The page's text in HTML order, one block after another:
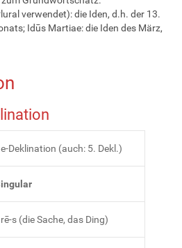
verwendet): die Iden, d.h. der 13.
Idūs Martiae: die Iden des März,
e-Deklination (auch: 5. Dekl.)
rē-s (die Sache, das Ding)